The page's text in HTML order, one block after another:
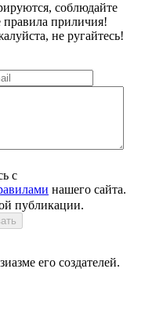
соблюдайте
правила приличия!
не ругайтесь!
с
нашего сайта.
публикации.
его создателей.